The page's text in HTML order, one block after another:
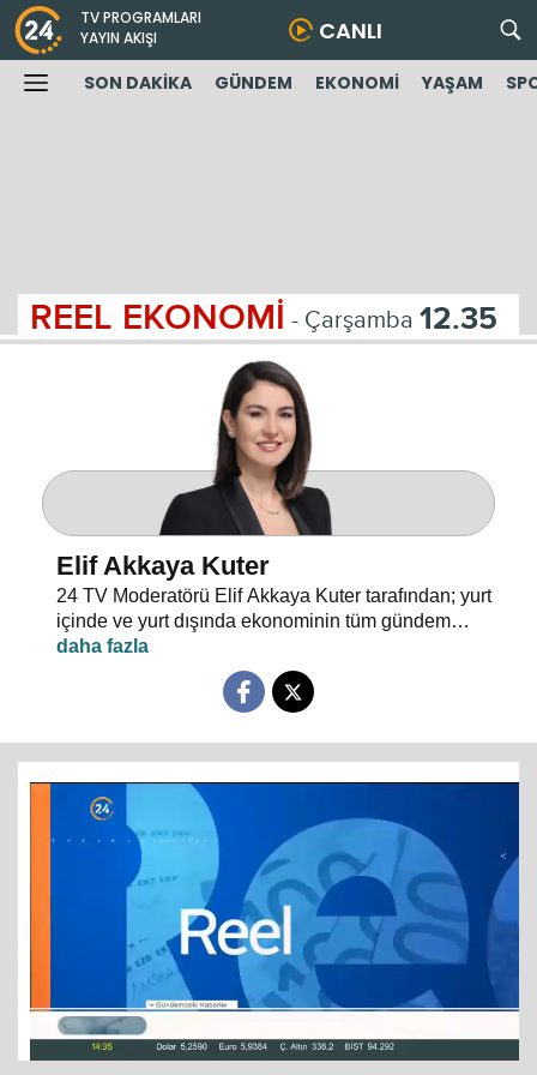
TV PROGRAMLARI
YAYIN AKIŞI
CANLI
SON DAKİKA GÜNDEM EKONOMİ YAŞAM
REEL EKONOMİ - Çarşamba 12.35
Elif Akkaya Kuter
24 TV Moderatörü Elif Akkaya Kuter tarafından; yurt
içinde ve yurt dışında ekonominin tüm gündem
maddeleri ve alanında uzman stüdyo konuklarıyla
sebep sonuç ilişkileri analiz ediliyor.